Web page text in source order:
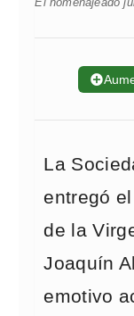
➕
La
entregó
de la
Joaquín
emotivo